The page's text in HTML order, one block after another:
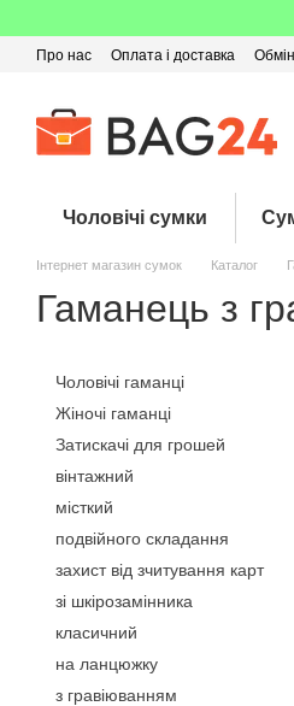
Про нас Оплата і доставка
Чоловічі сумки
Інтернет магазин сумок Каталог
Гаманець з
Чоловічі гаманці
Жіночі гаманці
Затискачі для грошей
вінтажний
місткий
подвійного складання
захист від зчитування карт
зі шкірозамінника
класичний
на ланцюжку
з гравіюванням